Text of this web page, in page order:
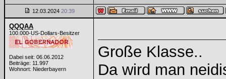
12.03.2024 20:39
QQQAA
100.000-US-Dollars-Besitzer
Dabei seit: 06.06.2012
Beiträge: 11.997
Wohnort: Niederbayern
Große Klasse..
Da wird man